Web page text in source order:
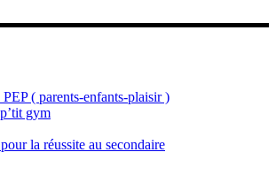
( parents-enfants-plaisir )
gym
la réussite au secondaire